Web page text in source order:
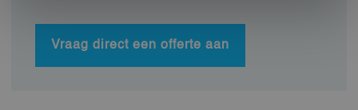
Vraag direct een offerte aan